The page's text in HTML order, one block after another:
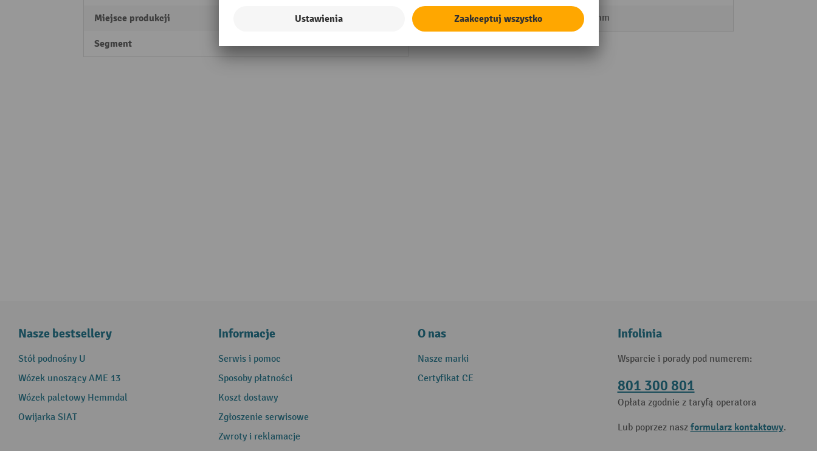
Miejsce produkcji
Segment Professional
Wysokość prześwitu 1835 mm
Nasze bestsellery
Stół podnośny U
Wózek unoszący AME 13
Wózek paletowy Hemmdal
Owijarka SIAT
Informacje
Serwis i pomoc
Sposoby płatności
Koszt dostawy
Zgłoszenie serwisowe
Zwroty i reklamacje
O nas
Nasze marki
Certyfikat CE
Infolinia
Wsparcie i porady pod numerem:
801 300 801
Opłata zgodnie z taryfą operatora
Lub poprzez nasz formularz kontaktowy.